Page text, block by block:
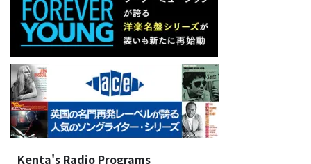
Kenta's Radio Programs